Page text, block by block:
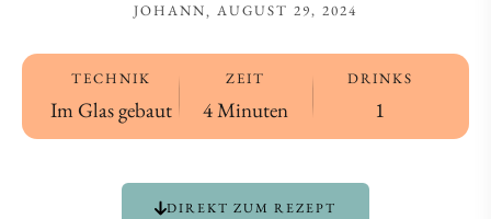
JOHANN AUGUST 29, 2024
TECHNIK
Im Glas gebaut
ZEIT
4 Minuten
DRINKS
1
DIREKT ZUM REZEPT